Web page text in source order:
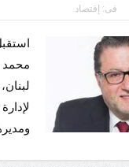
فى: إقتصاد
محمد